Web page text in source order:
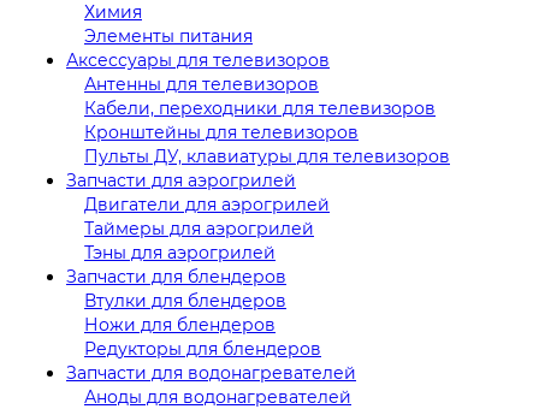
Химия
Элементы питания
Аксессуары для телевизоров
Антенны для телевизоров
Кабели, переходники для телевизоров
Кронштейны для телевизоров
Пульты ДУ, клавиатуры для телевизоров
Запчасти для аэрогрилей
Двигатели для аэрогрилей
Таймеры для аэрогрилей
Тэны для аэрогрилей
Запчасти для блендеров
Втулки для блендеров
Ножи для блендеров
Редукторы для блендеров
Запчасти для водонагревателей
Аноды для водонагревателей